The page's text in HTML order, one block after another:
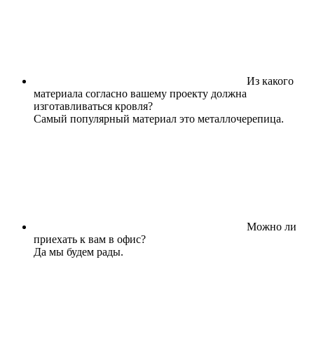
Из какого
материала согласно вашему проекту должна
изготавливаться кровля?
Самый популярный материал это металлочерепица.
Можно ли
приехать к вам в офис?
Да мы будем рады.